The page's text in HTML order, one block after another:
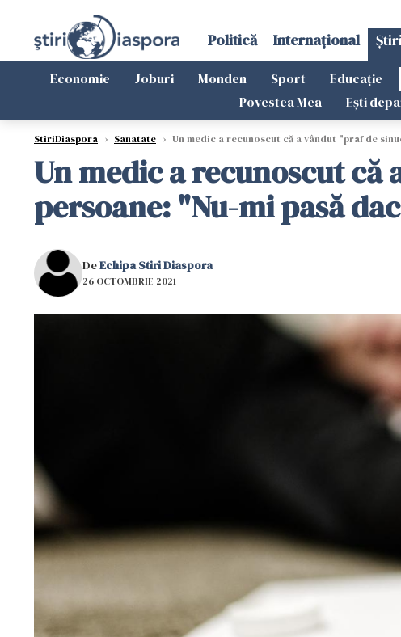
Politică Internațional Știri
Economie Joburi Monden Sport Educație
Povestea Mea
Ești
StiriDiaspora › Sanatate › Un medic a recunoscut că a vândut "praf de
Un medic a recunoscut că
persoane: "Nu-mi pasă
DeEchipa Stiri Diaspora
26 OCTOMBRIE 2021